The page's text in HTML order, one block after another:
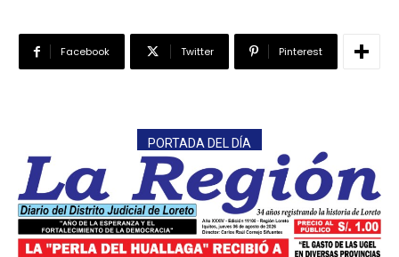
Facebook Twitter Pinterest
PORTADA DEL DÍA